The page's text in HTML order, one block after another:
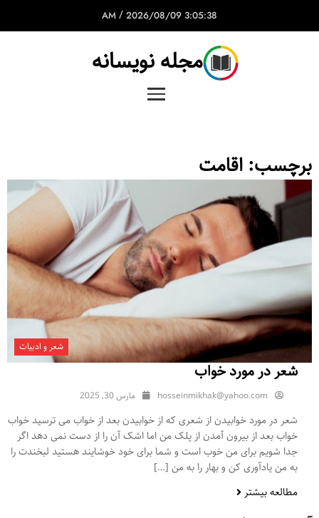
3:05:38 AM
/ 2026/08/09
مجله نویسانه
برچسب: اقامت
شعر و ادبیات
شعر در مورد خواب
hosseinmikhak@yahoo.com مارس 30, 2025
شعر در مورد خوابیدن از شعری که از خوابیدن بعد از خواب می ترسید خواب
خواب بعد از بیرون آمدن از پلک من اما اشک آن را از دست نمی دهد اگر
جدا شویم برای من خوب است و شما برای خود خوشایند هستید لبخندت را
به من یادآوری کن و بهار را به من […]
مطالعه بیشتر